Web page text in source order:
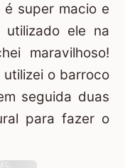
super macio e
ele na
maravilhoso!
o barroco
seguida duas
para fazer o